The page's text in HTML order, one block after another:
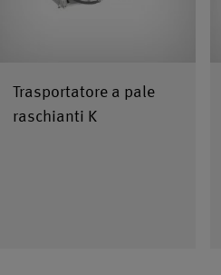
Trasportatore a pale
raschianti K